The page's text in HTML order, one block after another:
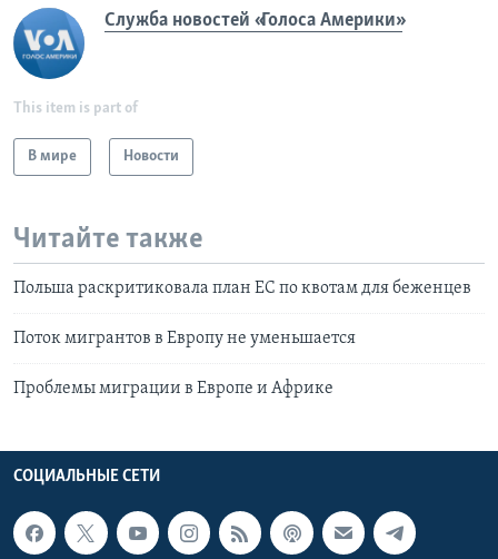
Служба новостей «Голоса Америки»
This item is part of
В мире Новости
Читайте также
Польша раскритиковала план ЕС по квотам для беженцев
Поток мигрантов в Европу не уменьшается
Проблемы миграции в Европе и Африке
СОЦИАЛЬНЫЕ СЕТИ